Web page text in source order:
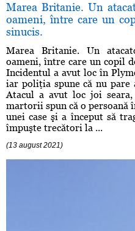
Marea Britanie. Un
oameni, între care un
sinucis.
Marea Britanie. Un
oameni, între care un copil
Incidentul a avut loc în
iar poliţia spune că nu pare
Atacul a avut loc joi
martorii spun că o persoană
unei case şi a început să
împuşte trecători la ...
(13 august 2021)